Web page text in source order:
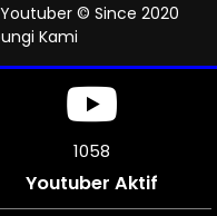
© Since 2020
Kami
1213
Youtuber Aktif